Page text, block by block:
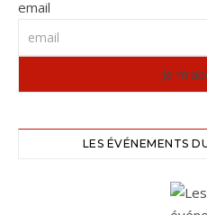
email
LES ÉVÉNEMENTS